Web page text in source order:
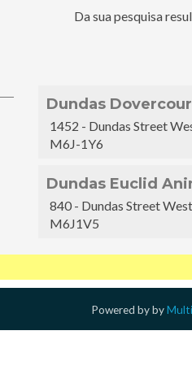
Da sua pesquisa
Dundas
1452 - Dundas Street
M6J-1Y6
Dundas Euclid
840 - Dundas Street
M6J1V5
Powered byby